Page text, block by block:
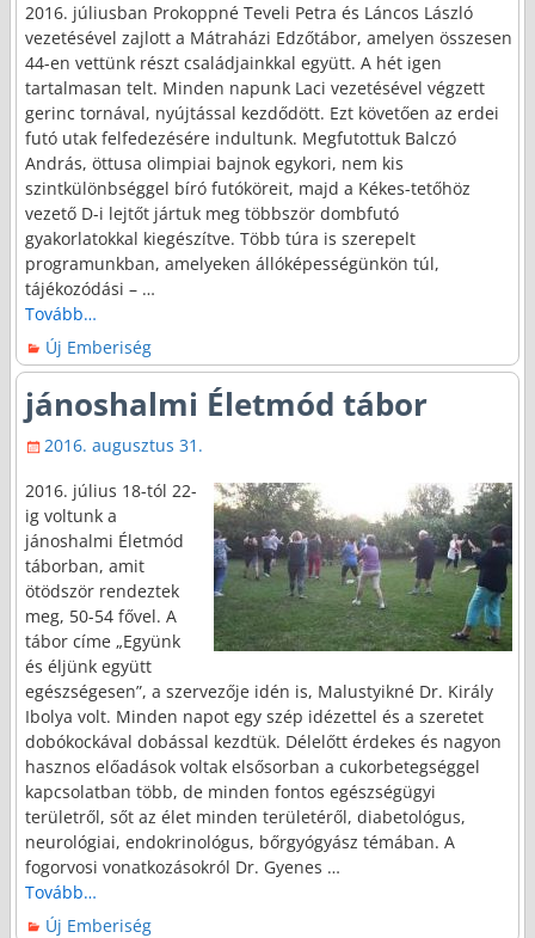
2016. júliusban Prokoppné Teveli Petra és Láncos László
vezetésével zajlott a Mátraházi Edzőtábor, amelyen összesen
44-en vettünk részt családjainkkal együtt. A hét igen
tartalmasan telt. Minden napunk Laci vezetésével végzett
gerinc tornával, nyújtással kezdődött. Ezt követően az erdei
futó utak felfedezésére indultunk. Megfutottuk Balczó
András, öttusa olimpiai bajnok egykori, nem kis
szintkülönbséggel bíró futóköreit, majd a Kékes-tetőhöz
vezető D-i lejtőt jártuk meg többször dombfutó
gyakorlatokkal kiegészítve. Több túra is szerepelt
programunkban, amelyeken állóképességünkön túl,
tájékozódási – …
Tovább…
Új Emberiség
jánoshalmi Életmód tábor
2016. augusztus 31.
2016. július 18-tól 22-
ig voltunk a
jánoshalmi Életmód
táborban, amit
ötödször rendeztek
meg, 50-54 fővel. A
tábor címe „Együnk
és éljünk együtt
egészségesen”, a szervezője idén is, Malustyikné Dr. Király
Ibolya volt. Minden napot egy szép idézettel és a szeretet
dobókockával dobással kezdtük. Délelőtt érdekes és nagyon
hasznos előadások voltak elsősorban a cukorbetegséggel
kapcsolatban több, de minden fontos egészségügyi
területről, sőt az élet minden területéről, diabetológus,
neurológiai, endokrinológus, bőrgyógyász témában. A
fogorvosi vonatkozásokról Dr. Gyenes …
Tovább…
Új Emberiség